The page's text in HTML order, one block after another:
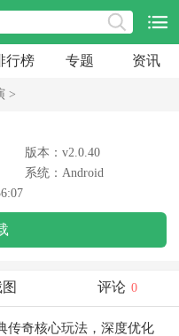
行榜 专题 资讯
>
版本：v2.0.40
系统：Android
评论 0
传奇核心玩法，深度优化